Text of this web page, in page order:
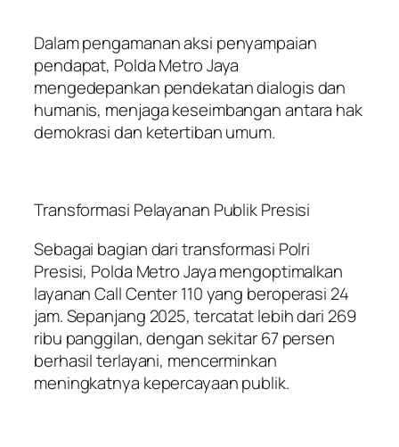
Dalam pengamanan aksi penyampaian
pendapat, Polda Metro Jaya
mengedepankan pendekatan dialogis dan
humanis, menjaga keseimbangan antara hak
demokrasi dan ketertiban umum.
Transformasi Pelayanan Publik Presisi
Sebagai bagian dari transformasi Polri
Presisi, Polda Metro Jaya mengoptimalkan
layanan Call Center 110 yang beroperasi 24
jam. Sepanjang 2025, tercatat lebih dari 269
ribu panggilan, dengan sekitar 67 persen
berhasil terlayani, mencerminkan
meningkatnya kepercayaan publik.